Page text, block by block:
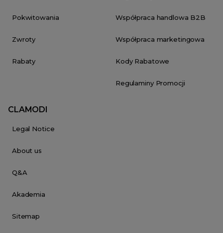
Pokwitowania
Zwroty
Rabaty
Współpraca handlowa B2B
Współpraca marketingowa
Kody Rabatowe
Regulaminy Promocji
CLAMODI
Legal Notice
About us
Q&A
Akademia
Sitemap